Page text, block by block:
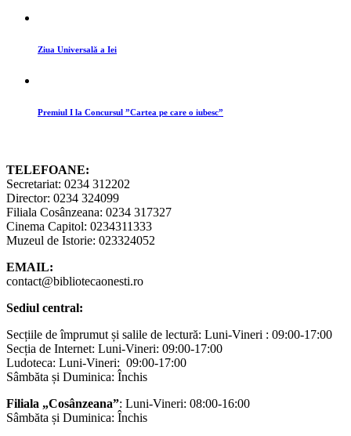
Ziua Universală a Iei
Premiul I la Concursul ”Cartea pe care o iubesc”
TELEFOANE:
Secretariat: 0234 312202
Director: 0234 324099
Filiala Cosânzeana: 0234 317327
Cinema Capitol: 0234311333
Muzeul de Istorie: 023324052
EMAIL:
contact@bibliotecaonesti.ro
Sediul central:
Secțiile de împrumut și salile de lectură: Luni-Vineri : 09:00-17:00
Secția de Internet: Luni-Vineri: 09:00-17:00
Ludoteca: Luni-Vineri: 09:00-17:00
Sâmbăta și Duminica: Închis
Filiala „Cosânzeana”: Luni-Vineri: 08:00-16:00
Sâmbăta și Duminica: Închis